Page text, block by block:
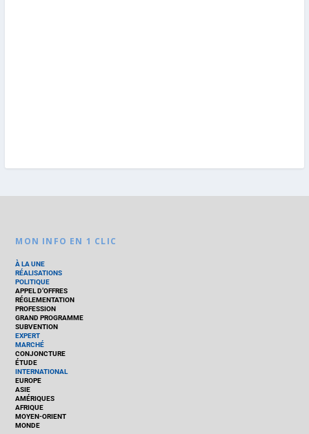
MON INFO EN 1 CLIC
À LA UNE
RÉALISATIONS
POLITIQUE
APPEL D’OFFRES
RÉGLEMENTATION
PROFESSION
GRAND PROGRAMME
SUBVENTION
EXPERT
MARCHÉ
CONJONCTURE
ÉTUDE
INTERNATIONAL
EUROPE
ASIE
AMÉRIQUES
AFRIQUE
MOYEN-ORIENT
MONDE